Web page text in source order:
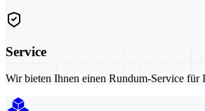
Service
Wir bieten Ihnen einen Rundum-Service für